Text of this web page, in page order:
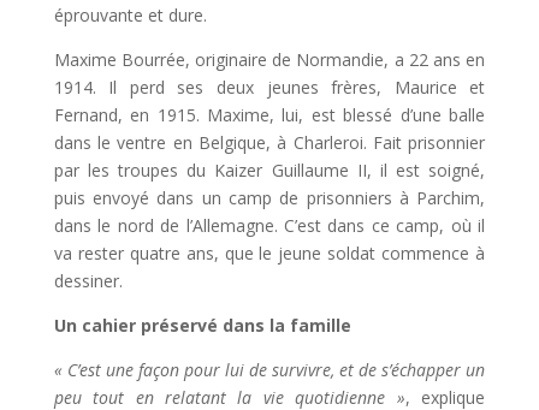
éprouvante et dure.
Maxime Bourrée, originaire de Normandie, a 22 ans en
1914. Il perd ses deux jeunes frères, Maurice et
Fernand, en 1915. Maxime, lui, est blessé d’une balle
dans le ventre en Belgique, à Charleroi. Fait prisonnier
par les troupes du Kaizer Guillaume II, il est soigné,
puis envoyé dans un camp de prisonniers à Parchim,
dans le nord de l’Allemagne. C’est dans ce camp, où il
va rester quatre ans, que le jeune soldat commence à
dessiner.
Un cahier préservé dans la famille
« C’est une façon pour lui de survivre, et de s’échapper un
peu tout en relatant la vie quotidienne », explique